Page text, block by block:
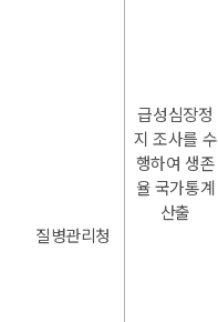
질병관리청
급성심장정
지 조사를 수
행하여 생존
율 국가통계
산출